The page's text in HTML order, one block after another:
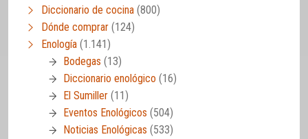
Diccionario de cocina (800)
Dónde comprar (124)
Enología (1.141)
Bodegas (13)
Diccionario enológico (16)
El Sumiller (11)
Eventos Enológicos (504)
Noticias Enológicas (533)